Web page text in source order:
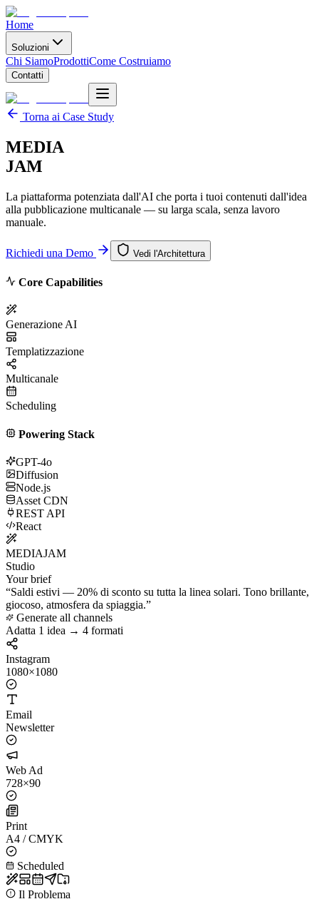
Home
Soluzioni
Chi SiamoProdottiCome Costruiamo
Contatti
Torna ai Case Study
MEDIA
JAM
La piattaforma potenziata dall'AI che porta i tuoi contenuti dall'idea
alla pubblicazione multicanale — su larga scala, senza lavoro
manuale.
Richiedi una Demo Vedi l'Architettura
Core Capabilities
Generazione AI
Templatizzazione
Multicanale
Scheduling
Powering Stack
GPT-4o
Diffusion
Node.js
Asset CDN
REST API
React
MEDIAJAM
Studio
Your brief
“Saldi estivi — 20% di sconto su tutta la linea solari. Tono brillante,
giocoso, atmosfera da spiaggia.”
Generate all channels
Adatta 1 idea → 4 formati
Instagram
1080×1080
Email
Newsletter
Web Ad
728×90
Print
A4 / CMYK
Scheduled
Il Problema